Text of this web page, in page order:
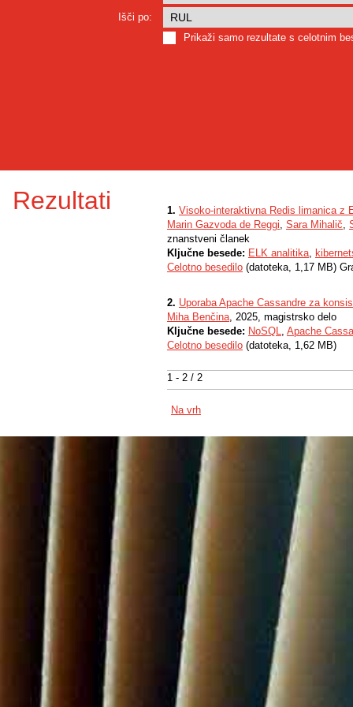
Išči po:
Prikaži samo rezultate s celotnim
Rezultati
1 - 2 / 2
1. Visoko-interaktivna Redis limanica z
Marin Gazvoda de Reggi, Sara Mihalič,
znanstveni članek
Ključne besede: ELK analitika,
Celotno besedilo (datoteka, 1,17 MB)
2. Uporaba Apache Cassandre za
Miha Benčina, 2025, magistrsko delo
Ključne besede: NoSQL, Apache
Celotno besedilo (datoteka, 1,62 MB)
Na vrh